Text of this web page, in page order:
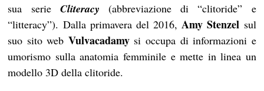
sua serie
Cliteracy
(abbreviazione di “clitoride” e
“litteracy”). Dalla primavera del 2016, Amy Stenzel sul
suo sito web Vulvacadamysi occupa di informazioni e
umorismo sulla anatomia femminile e mette in linea un
modello 3D della clitoride.